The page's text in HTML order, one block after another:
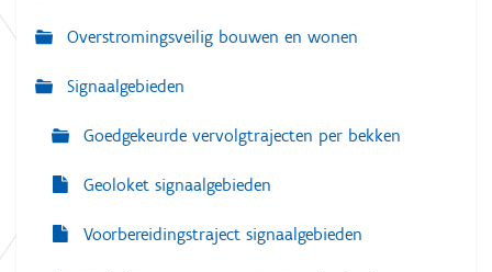
t
Overstromingsveilig bouwen en wonen
Signaalgebieden
Goedgekeurde vervolgtrajecten per bekken
Geoloket signaalgebieden
Voorbereidingstraject signaalgebieden